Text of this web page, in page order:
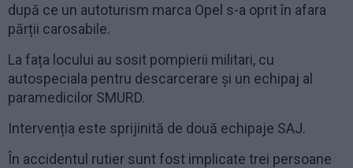
după ce un autoturism marca Opel s-a oprit în afara
părții carosabile.
La fața locului au sosit pompierii militari, cu
autospeciala pentru descarcerare și un echipaj al
paramedicilor SMURD.
Intervenția este sprijinită de două echipaje SAJ.
În accidentul rutier sunt fost implicate trei persoane